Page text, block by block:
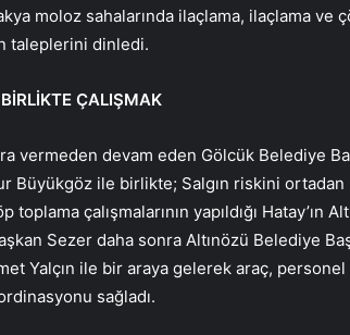
moloz sahalarında ilaçlama, ilaçlama ve
taleplerini dinledi.
ÇALIŞMAK
vermeden devam eden Gölcük Belediye
Büyükgöz ile birlikte; Salgın riskini
çalışmalarının yapıldığı Hatay’ın
Sezer daha sonra Altınözü Belediye
Yalçın ile bir araya gelerek araç,
sağladı.